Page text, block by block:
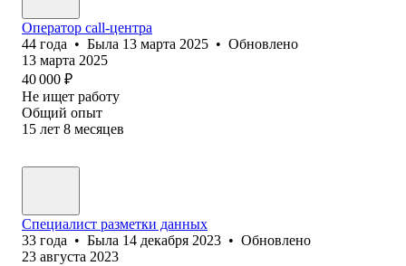
Оператор call-центра
44 года • Была 13 марта 2025 • Обновлено
13 марта 2025
40 000 ₽
Не ищет работу
Общий опыт
15 лет 8 месяцев
Специалист разметки данных
33 года • Была 14 декабря 2023 • Обновлено
23 августа 2023